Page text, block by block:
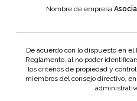
Nombre de empresa
De acuerdo con lo dispuesto en el
Reglamento, al no poder
los criterios de propiedad y
miembros del consejo directivo,